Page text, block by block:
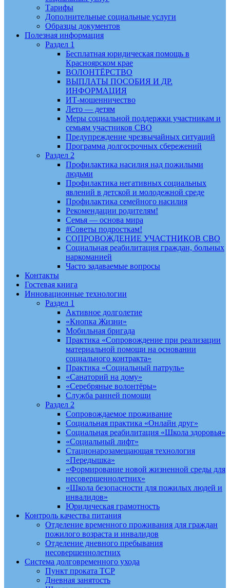
Тарифы
Дополнительные социальные услуги
Образцы документов
Полезная информация
Раздел 1
Бесплатная юридическая помощь в
Красноярском крае
ВОЛОНТЁРСТВО
ВЫПЛАТЫ ПОСОБИЯ И ДР.
ИНФОРМАЦИЯ
ИТ-мошенничество
Лето — детям
Меры социальной поддержки участникам и
семьям участников СВО
Предупреждение чрезвычайных ситуаций
Программа долгосрочных сбережений
Раздел 2
Профилактика насилия над пожилыми
людьми
Профилактика негативных социальных
явлений в детской и молодежной среде
Профилактика семейного насилия
Рекомендации родителям!
Семья — основа мира
#Советы подросткам!
СОПРОВОЖДЕНИЕ УЧАСТНИКОВ СВО
Социальная реабилитация граждан, больных
наркоманией
Часто задаваемые вопросы
Контакты
Гостевая книга
Инновационные технологии
Раздел 1
Активное долголетие
«Кнопка Жизни»
Мобильная бригада
Практика «Сопровождение при реализации
материальной помощи на основании
социального контракта»
Практика «Социальный патруль»
«Санаторий на дому»
«Серебряные волонтёры»
Служба ранней помощи
Раздел 2
Сопровождаемое проживание
Социальная практика «Онлайн друг»
Социальная реабилитация «Школа здоровья»
«Социальный лифт»
Стационарозамещающая технология
«Передышка»
«Формирование новой жизненной среды для
несовершеннолетних»
«Школа безопасности для пожилых людей и
инвалидов»
Юридическая грамотность
Контроль качества питания
Отделение временного проживания для граждан
пожилого возраста и инвалидов
Отделение дневного пребывания
несовершеннолетних
Система долговременного ухода
Пункт проката ТСР
Дневная занятость